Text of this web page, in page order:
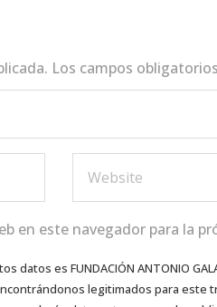
Los campos
en este navegador para la
es FUNDACIÓN ANTONIO
legitimados para este